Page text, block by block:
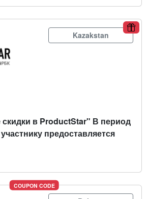
Kazakstan
в ProductStar" В период
предоставляется
COUPON CODE